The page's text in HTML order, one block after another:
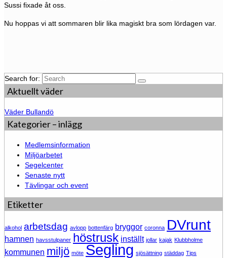
Sussi fixade åt oss.
Nu hoppas vi att sommaren blir lika magiskt bra som lördagen var.
Search for:
Aktuellt väder
Väder Bullandö
Kategorier – inlägg
Medlemsinformation
Miljöarbetet
Segelcenter
Senaste nytt
Tävlingar och event
Etiketter
alkohol arbetsdag avlopp bottenfärg bryggor coronna DVrunt
hamnen havsstulpaner höstrusk inställt jollar kajak Klubbholme
kommunen miljö möte Segling sjösättning städdag Tips